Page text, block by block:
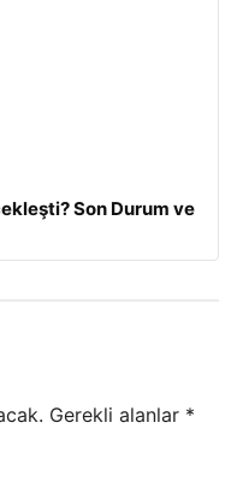
Son Durum ve
Gerekli alanlar *